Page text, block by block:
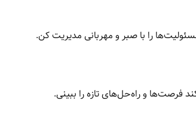
را با صبر و مهربانی مدیریت کن.
فرصت‌ها و راه‌حل‌های تازه را ببینی.